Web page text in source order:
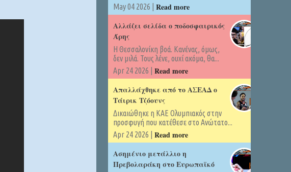
May 04 2026 | Read more
Αλλάζει σελίδα ο ποδοσφαιρικός
Άρης
Η Θεσσαλονίκη βοά. Κανένας, όμως,
δεν μιλά. Τους λένε, ουχί ακόμα, θα...
Apr 24 2026 | Read more
Απαλλάχθηκε από το ΑΣΕΑΔ ο
Τάιρικ Τζόουνς
Δικαιώθηκε η ΚΑΕ Ολυμπιακός στην
προσφυγή που κατέθεσε στο Ανώτατο...
Apr 24 2026 | Read more
Ασημένιο μετάλλιο η
Πρεβολαράκη στο Ευρωπαϊκό